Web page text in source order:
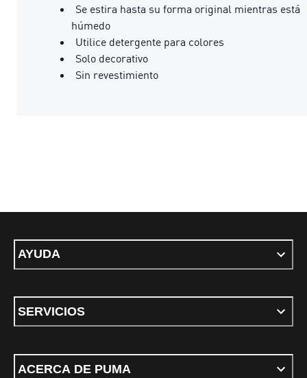
Se estira hasta su forma original mientras está
húmedo
Utilice detergente para colores
Solo decorativo
Sin revestimiento
AYUDA
SERVICIOS
ACERCA DE PUMA